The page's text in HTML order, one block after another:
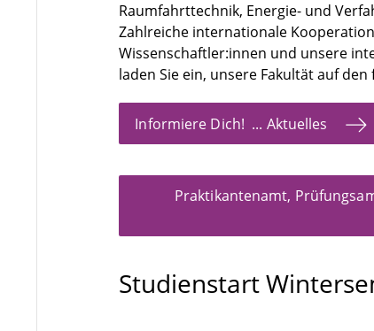
Raumfahrttechnik, Energie- und
Zahlreiche internationale
Wissenschaftler:innen und unsere
laden Sie ein, unsere Fakultät auf
Informiere Dich! ... Aktuelles
Praktikantenamt,
Studienstart